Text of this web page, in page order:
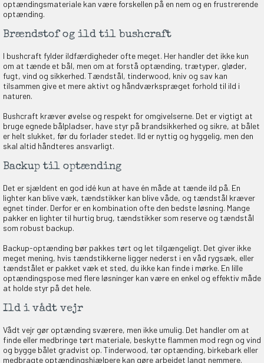
optændingsmateriale kan være forskellen på en nem og en frustrerende
optænding.
Brændstof og ild til bushcraft
I bushcraft fylder ildfærdigheder ofte meget. Her handler det ikke kun
om at tænde et bål, men om at forstå optænding, trætyper, gløder,
fugt, vind og sikkerhed. Tændstål, tinderwood, kniv og sav kan
tilsammen give et mere aktivt og håndværkspræget forhold til ild i
naturen.
Bushcraft kræver øvelse og respekt for omgivelserne. Det er vigtigt at
bruge egnede bålpladser, have styr på brandsikkerhed og sikre, at bålet
er helt slukket, før du forlader stedet. Ild er nyttig og hyggelig, men den
skal altid håndteres ansvarligt.
Backup til optænding
Det er sjældent en god idé kun at have én måde at tænde ild på. En
lighter kan blive væk, tændstikker kan blive våde, og tændstål kræver
egnet tinder. Derfor er en kombination ofte den bedste løsning. Mange
pakker en lighter til hurtig brug, tændstikker som reserve og tændstål
som robust backup.
Backup-optænding bør pakkes tørt og let tilgængeligt. Det giver ikke
meget mening, hvis tændstikkerne ligger nederst i en våd rygsæk, eller
tændstålet er pakket væk et sted, du ikke kan finde i mørke. En lille
optændingspose med flere løsninger kan være en enkel og effektiv måde
at holde styr på det hele.
Ild i vådt vejr
Vådt vejr gør optænding sværere, men ikke umulig. Det handler om at
finde eller medbringe tørt materiale, beskytte flammen mod regn og vind
og bygge bålet gradvist op. Tinderwood, tør optænding, birkebark eller
medbragte optændingshjælpere kan gøre arbejdet langt nemmere.